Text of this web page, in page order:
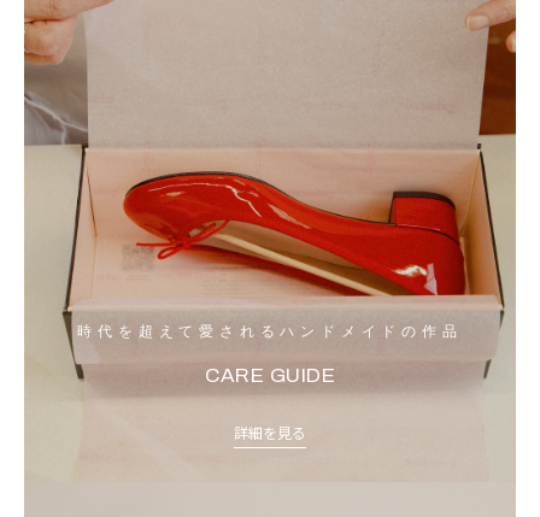
時代を超えて愛されるハンドメイドの作品
CARE GUIDE
詳細を見る